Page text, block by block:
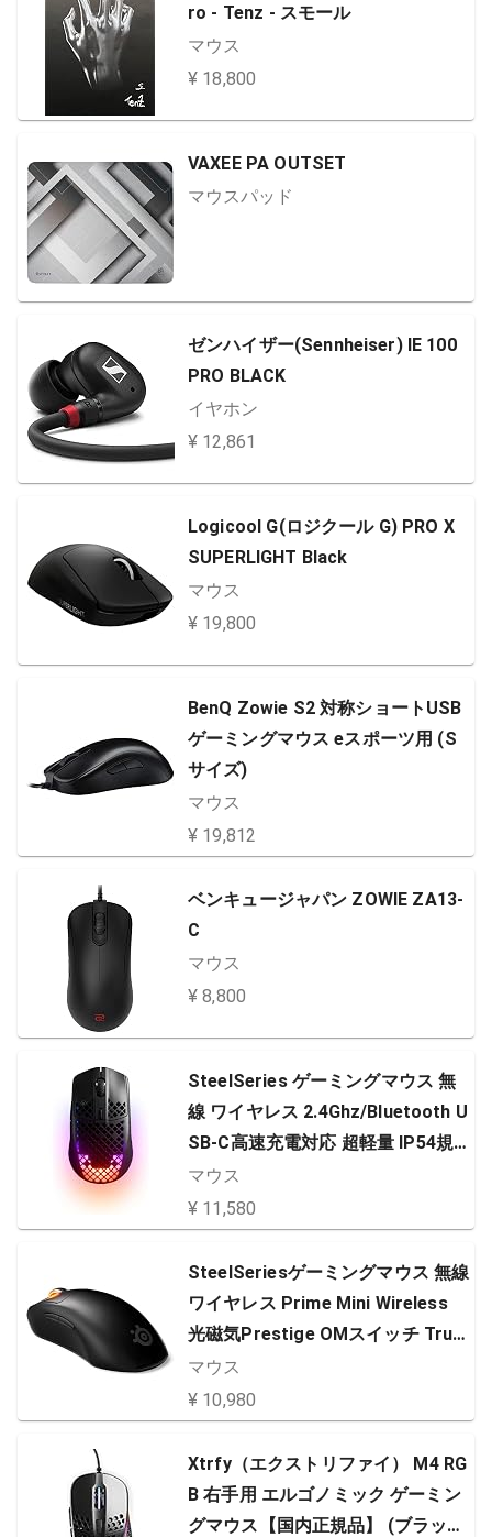
ro - Tenz - スモール
マウス
¥ 18,800
VAXEE PA OUTSET
マウスパッド
ゼンハイザー(Sennheiser) IE 100
PRO BLACK
イヤホン
¥ 12,861
Logicool G(ロジクール G) PRO X
SUPERLIGHT Black
マウス
¥ 19,800
BenQ Zowie S2 対称ショートUSB
ゲーミングマウス eスポーツ用 (S
サイズ)
マウス
¥ 19,812
ベンキュージャパン ZOWIE ZA13-
C
マウス
¥ 8,800
SteelSeries ゲーミングマウス 無
線 ワイヤレス 2.4Ghz/Bluetooth U
SB-C高速充電対応 超軽量 IP54規
格 防水 防塵 3ゾーンRGBイルミネ
ーション Aerox 3 Wireless 62604
マウス
¥ 11,580
SteelSeriesゲーミングマウス 無線
ワイヤレス Prime Mini Wireless
光磁気Prestige OMスイッチ True
Move AIRセンサー搭載 Quantum
Wireless 2.0 テクノロジー ブラッ
ク
マウス
¥ 10,980
Xtrfy（エクストリファイ） M4 RG
B 右手用 エルゴノミック ゲーミン
グマウス【国内正規品】 (ブラッ